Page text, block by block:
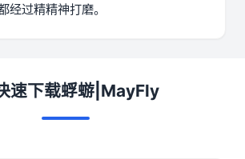
经过精精神打磨。
速下载蜉蝣|MayFly